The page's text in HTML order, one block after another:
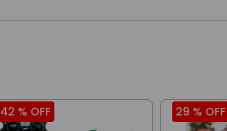
42 % OFF 29 % OFF